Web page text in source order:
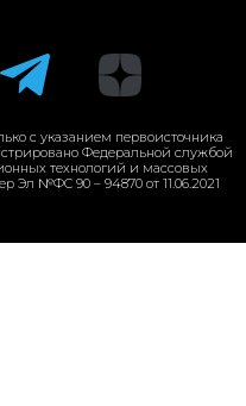
с указанием первоисточника
Федеральной службой
технологий и массовых
№ФС 90 – 94870 от 11.06.2021